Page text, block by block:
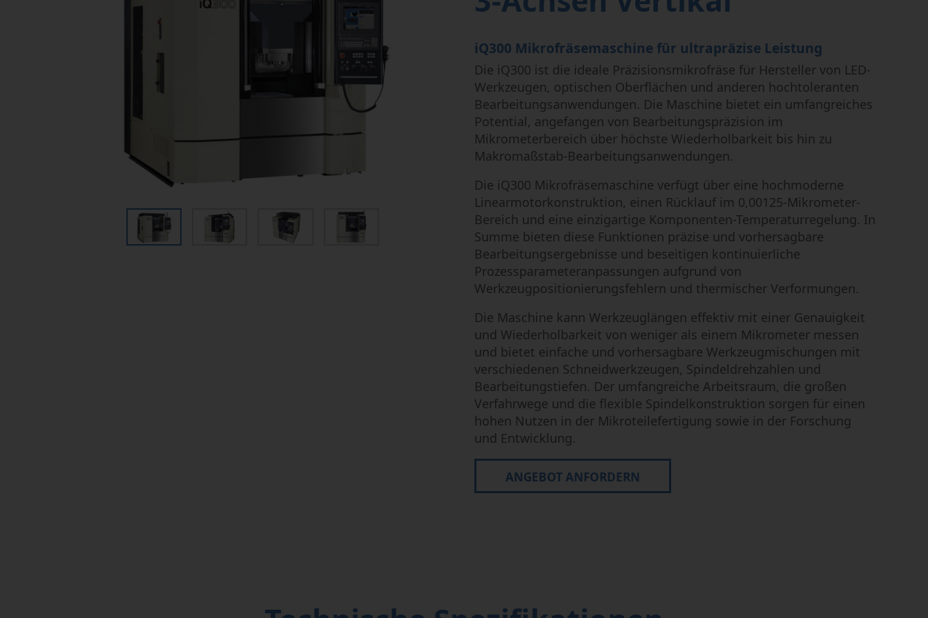
Funkenerosives Bohren
Mikrobearbeitung Semi-Conductor
iQ300 Mikrofräsemaschine für ultrapräzise Leistung
Die iQ300 ist die ideale Präzisionsmikrofräse für Hersteller von LED-
Werkzeugen, optischen Oberflächen und anderen hochtoleranten
Bearbeitungsanwendungen. Die Maschine bietet ein umfangreiches
Potential, angefangen von Bearbeitungspräzision im
Mikrometerbereich über höchste Wiederholbarkeit bis hin zu
Makromaßstab-Bearbeitungsanwendungen.
Die iQ300 Mikrofräsemaschine verfügt über eine hochmoderne
Linearmotorkonstruktion, einen Rücklauf im 0,00125-Mikrometer-
Bereich und eine einzigartige Komponenten-Temperaturregelung. In
Summe bieten diese Funktionen präzise und vorhersagbare
Bearbeitungsergebnisse und beseitigen kontinuierliche
Prozessparameteranpassungen aufgrund von
Werkzeugpositionierungsfehlern und thermischer Verformungen.
Die Maschine kann Werkzeuglängen effektiv mit einer Genauigkeit
und Wiederholbarkeit von weniger als einem Mikrometer messen
und bietet einfache und vorhersagbare Werkzeugmischungen mit
verschiedenen Schneidwerkzeugen, Spindeldrehzahlen und
Bearbeitungstiefen. Der umfangreiche Arbeitsraum, die großen
Verfahrwege und die flexible Spindelkonstruktion sorgen für einen
hohen Nutzen in der Mikroteilefertigung sowie in der Forschung
und Entwicklung.
ANGEBOT ANFORDERN